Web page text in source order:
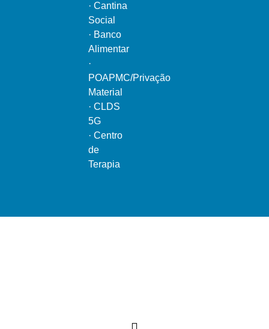
· Cantina
Social
· Banco
Alimentar
·
POAPMC/Privação
Material
· CLDS
5G
· Centro
de
Terapia